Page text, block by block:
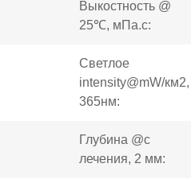
Выкостность @
25℃, мПа.с:
Светлое
intensity@mW/км2,
365нм:
Глубина @с
лечения, 2 мм: